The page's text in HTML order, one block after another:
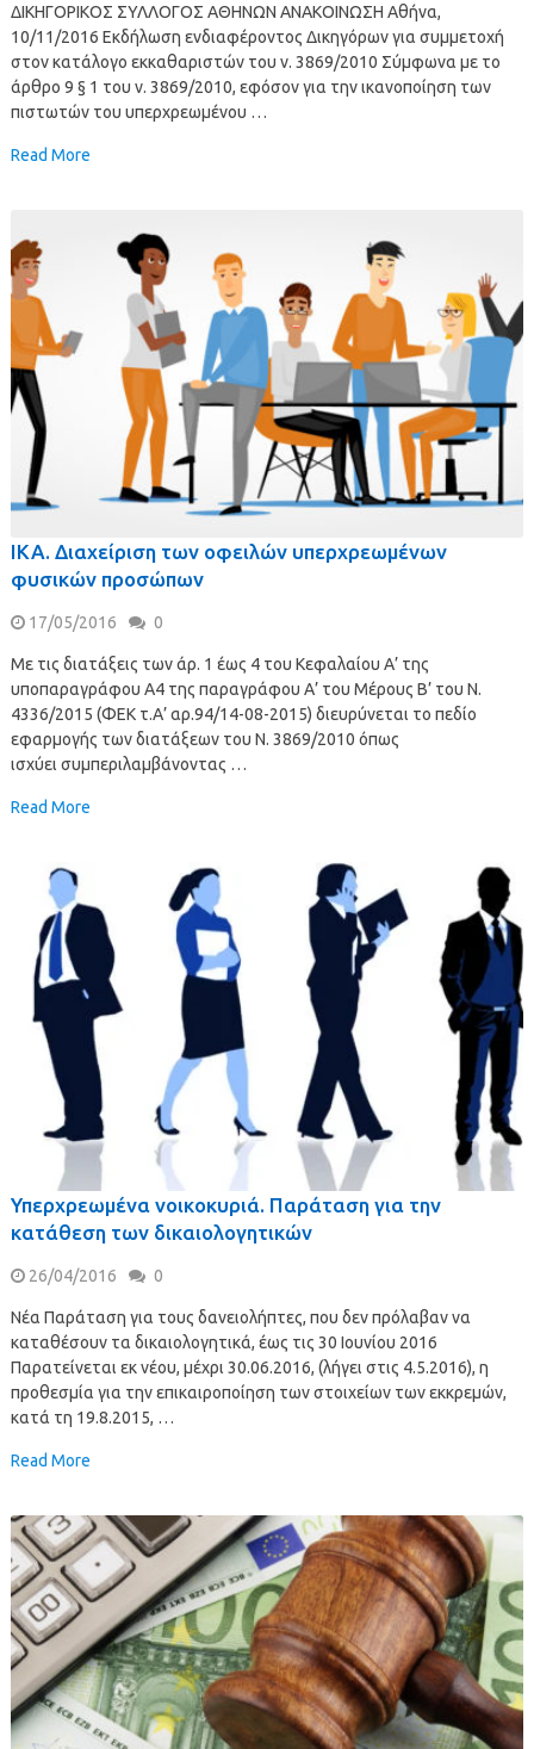
ΔΙΚΗΓΟΡΙΚΟΣ ΣΥΛΛΟΓΟΣ ΑΘΗΝΩΝ ΑΝΑΚΟΙΝΩΣΗ Αθήνα,
10/11/2016 Εκδήλωση ενδιαφέροντος Δικηγόρων για συμμετοχή
στον κατάλογο εκκαθαριστών του ν. 3869/2010 Σύμφωνα με το
άρθρο 9 § 1 του ν. 3869/2010, εφόσον για την ικανοποίηση των
πιστωτών του υπερχρεωμένου …
Read More
ΙΚΑ. Διαχείριση των οφειλών υπερχρεωμένων
φυσικών προσώπων
17/05/2016 0
Με τις διατάξεις των άρ. 1 έως 4 του Κεφαλαίου Α’ της
υποπαραγράφου Α4 της παραγράφου Α’ του Μέρους Β’ του Ν.
4336/2015 (ΦΕΚ τ.Α’ αρ.94/14-08-2015) διευρύνεται το πεδίο
εφαρμογής των διατάξεων του Ν. 3869/2010 όπως
ισχύει συμπεριλαμβάνοντας …
Read More
Υπερχρεωμένα νοικοκυριά. Παράταση για την
κατάθεση των δικαιολογητικών
26/04/2016 0
Νέα Παράταση για τους δανειολήπτες, που δεν πρόλαβαν να
καταθέσουν τα δικαιολογητικά, έως τις 30 Ιουνίου 2016
Παρατείνεται εκ νέου, μέχρι 30.06.2016, (λήγει στις 4.5.2016), η
προθεσμία για την επικαιροποίηση των στοιχείων των εκκρεμών,
κατά τη 19.8.2015, …
Read More